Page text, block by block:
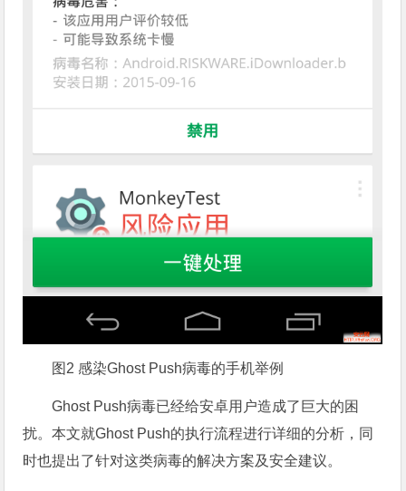
图2 感染Ghost Push病毒的手机举例
Ghost Push病毒已经给安卓用户造成了巨大的困
扰。本文就Ghost Push的执行流程进行详细的分析，同
时也提出了针对这类病毒的解决方案及安全建议。